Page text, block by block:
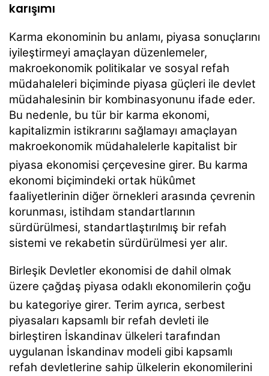
karışımı
Karma ekonominin bu anlamı, piyasa sonuçlarını
iyileştirmeyi amaçlayan düzenlemeler,
makroekonomik politikalar ve sosyal refah
müdahaleleri biçiminde piyasa güçleri ile devlet
müdahalesinin bir kombinasyonunu ifade eder.
Bu nedenle, bu tür bir karma ekonomi,
kapitalizmin istikrarını sağlamayı amaçlayan
makroekonomik müdahalelerle kapitalist bir
piyasa ekonomisi çerçevesine girer. Bu karma
ekonomi biçimindeki ortak hükûmet
faaliyetlerinin diğer örnekleri arasında çevrenin
korunması, istihdam standartlarının
sürdürülmesi, standartlaştırılmış bir refah
sistemi ve rekabetin sürdürülmesi yer alır.
Birleşik Devletler ekonomisi de dahil olmak
üzere çağdaş piyasa odaklı ekonomilerin çoğu
bu kategoriye girer. Terim ayrıca, serbest
piyasaları kapsamlı bir refah devleti ile
birleştiren İskandinav ülkeleri tarafından
uygulanan İskandinav modeli gibi kapsamlı
refah devletlerine sahip ülkelerin ekonomilerini